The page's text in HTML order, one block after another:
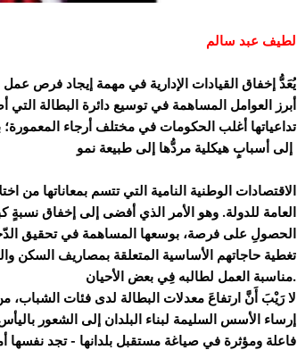
لطيف عبد سالم
يُعَدُّ إخفاق القيادات الإدارية في مهمة إيجاد فرص
أبرز العوامل المساهمة في توسيع دائرة البطالة
تداعياتها أغلب الحكومات في مختلف أرجاء المعمورة؛
الاقتصادات الوطنية النامية التي تتسم بمعاناتها من
العامة للدولة. وهو الأمر الذي أفضى إلى إخفاق نسبةٍ
الحصولِ على فرصة، بوسعها المساهمة في تحقيق
تغطية حاجاتهم الأساسية المتعلقة بمصاريف السكن
مناسبة العمل لطالبه فِي بعض الأحيان.
لا رَيْبَ أَنَّ ارتفاعَ معدلات البطالة لدى فئات
إرساء الأسس السليمة لبناء البلدان إلى الشعور
فاعلة ومؤثرة في صياغة مستقبل بلدانها - تجد نفسها